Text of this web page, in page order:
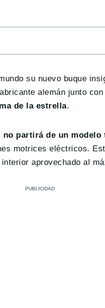
su nuevo buque
alemán junto
de la estrella.
no partirá de un modelo
motrices eléctricos.
aprovechado al